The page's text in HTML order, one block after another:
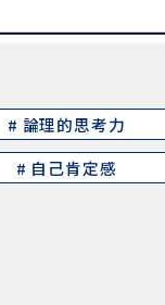
# 論理的思考力
# 自己肯定感